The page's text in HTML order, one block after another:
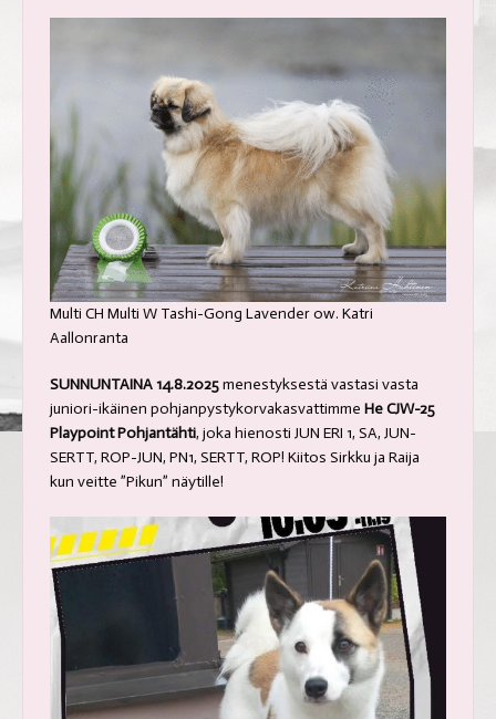
Multi CH Multi W Tashi-Gong Lavender ow. Katri
Aallonranta
SUNNUNTAINA 14.8.2025menestyksestä vastasi vasta
juniori-ikäinen pohjanpystykorvakasvattimme He CJW-25
Playpoint Pohjantähti, joka hienosti JUN ERI 1, SA, JUN-
SERTT, ROP-JUN, PN1, SERTT, ROP! Kiitos Sirkku ja Raija
kun veitte ”Pikun” näytille!